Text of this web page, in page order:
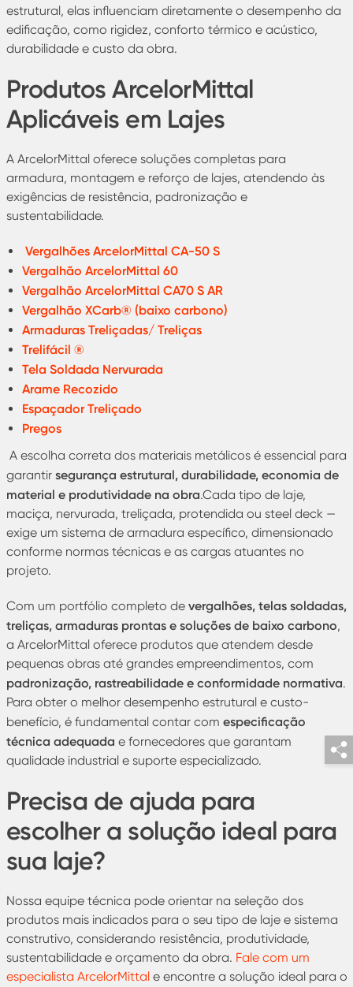
estrutural, elas influenciam diretamente o desempenho da
edificação, como rigidez, conforto térmico e acústico,
durabilidade e custo da obra.
Produtos ArcelorMittal
Aplicáveis em Lajes
A ArcelorMittal oferece soluções completas para
armadura, montagem e reforço de lajes, atendendo às
exigências de resistência, padronização e
sustentabilidade.
Vergalhões ArcelorMittal CA-50 S
Vergalhão ArcelorMittal 60
Vergalhão ArcelorMittal CA70 S AR
Vergalhão XCarb® (baixo carbono)
Armaduras Treliçadas/ Treliças
Trelifácil ®
Tela Soldada Nervurada
Arame Recozido
Espaçador Treliçado
Pregos
A escolha correta dos materiais metálicos é essencial para
garantir segurança estrutural, durabilidade, economia de
material e produtividade na obra.Cada tipo de laje,
maciça, nervurada, treliçada, protendida ou steel deck —
exige um sistema de armadura específico, dimensionado
conforme normas técnicas e as cargas atuantes no
projeto.
Com um portfólio completo de vergalhões, telas soldadas,
treliças, armaduras prontas e soluções de baixo carbono,
a ArcelorMittal oferece produtos que atendem desde
pequenas obras até grandes empreendimentos, com
padronização, rastreabilidade e conformidade normativa.
Para obter o melhor desempenho estrutural e custo-
benefício, é fundamental contar com especificação
técnica adequada e fornecedores que garantam
qualidade industrial e suporte especializado.
Precisa de ajuda para
escolher a solução ideal para
sua laje?
Nossa equipe técnica pode orientar na seleção dos
produtos mais indicados para o seu tipo de laje e sistema
construtivo, considerando resistência, produtividade,
sustentabilidade e orçamento da obra. Fale com um
especialista ArcelorMittale encontre a solução ideal para o